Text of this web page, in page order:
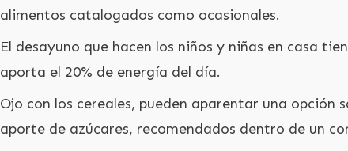
alimentos catalogados como ocasionales.
El desayuno que hacen los niños y niñas en casa
aporta el 20% de energía del día.
Ojo con los cereales, pueden aparentar una opción
aporte de azúcares, recomendados dentro de un